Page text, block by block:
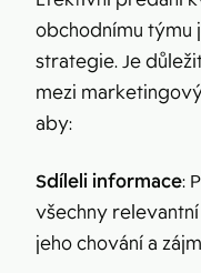
obchodnímu týmu
strategie. Je
mezi
aby:
Sdíleli informace:
všechny
jeho chování a